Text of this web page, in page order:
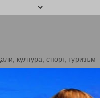
култура, спорт, туризъм